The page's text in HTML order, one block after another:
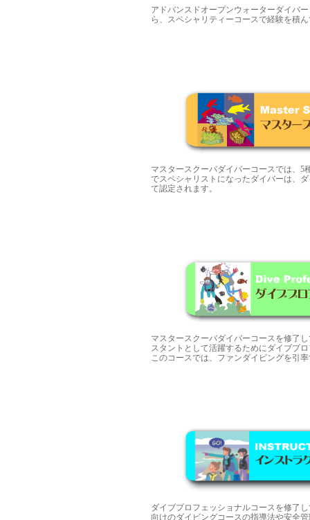
アドバンスドオープンウォーターダイバ
ら、スペシャリティーコースで経験を積
マスタースクーバダイバーコースでは、5
でスペシャリストになったダイバーは、
て認定されます。
マスタースクーバダイバーコースを修了
スタントとして活躍するためにダイブプ
このコースでは、ファンダイビングを引
ダイブプロフェッショナルコースを修了
向けのダイビングコースの指導法や安全